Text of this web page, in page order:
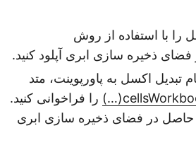
با استفاده از روش
تبدیل اکسل به پاورپوینت، متد
را فراخوانی کنید.
حاصل در فضای ذخیره سازی ابری